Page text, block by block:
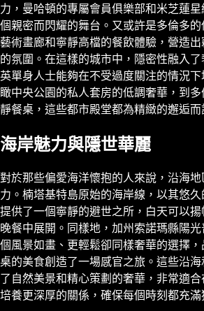
力，曼哈頓的專屬會員俱樂部和米芝蓮
個親密而閃耀的舞台。又或許是多倫多
藝術畫廊和寧靜高檔的餐飲體驗，營造
的氛圍。在這樣的城市中，隱密性融入
英單身人士能夠在不受過度關注的情況
瞰中央公園的私人套房的低調奢華，到
靜餐桌，這些都市殿堂都為精緻的邂逅而
海岸魅力與隱世華麗
對於那些偏愛海洋懷抱的人來說，沿海
力。楠塔基特島原始的海岸線，以其悠久
提供了一個寧靜的避世之所，白天可以
晚餐中展開。同樣地，加州索諾瑪縣陽
個風景如畫、更輕鬆卻同樣奢華的選擇
桌的美食創造了一場感官之旅。這些沿
了自然美景和精心策劃的奢華，非常適
培養更深厚的關係，確保每個時刻都充滿